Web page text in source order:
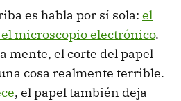
es habla por sí sola: el
microscopio electrónico.
mente, el corte del papel
cosa realmente terrible.
, el papel también deja